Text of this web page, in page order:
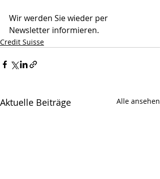
Wir werden Sie wieder per
Newsletter informieren.
Credit Suisse
Aktuelle Beiträge Alle ansehen